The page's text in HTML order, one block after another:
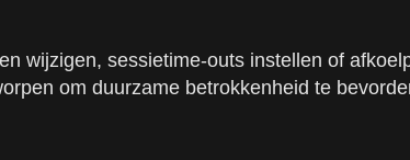
wijzigen, sessietime-outs instellen of
om duurzame betrokkenheid te